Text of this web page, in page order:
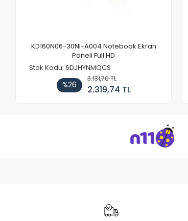
KD160N06-30NI-A004 Notebook Ekran
Paneli Full HD
Stok Kodu: 6DJHYNMQCS
%26
3.131,70 TL
2.319,74 TL